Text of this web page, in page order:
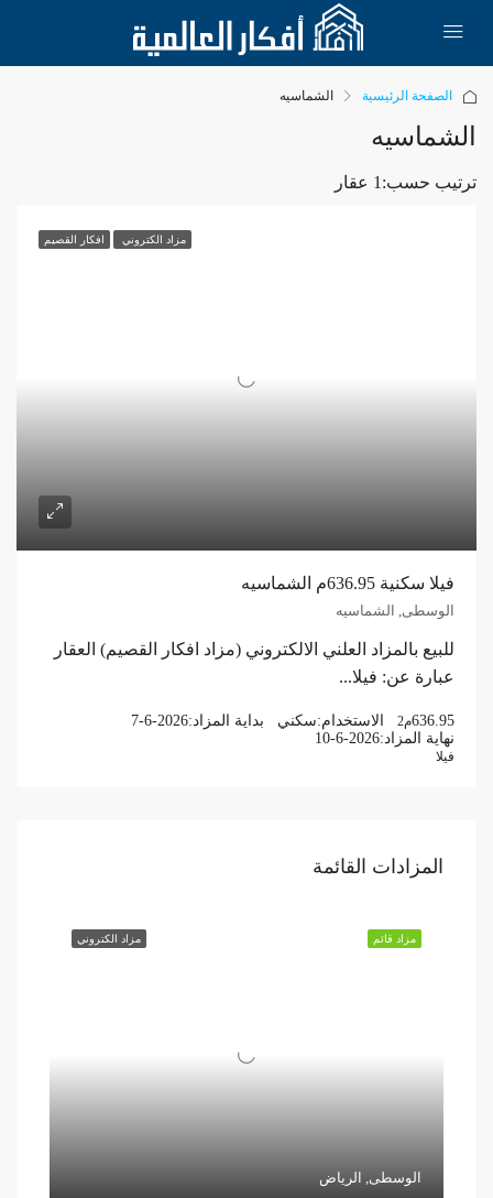
الصفحة الرئيسية الشماسيه
الشماسيه
1 عقار ترتيب حسب:
مزاد الكتروني افكار القصيم
فيلا سكنية 636.95م الشماسيه
الوسطى, الشماسيه
للبيع بالمزاد العلني الالكتروني (مزاد افكار القصيم) العقار
عبارة عن: فيلا...
636.95م2 الاستخدام:سكني بداية المزاد:7-6-2026
نهاية المزاد:10-6-2026
فيلا
المزادات القائمة
مزاد الكتروني مزاد قائم
الوسطى, الرياض